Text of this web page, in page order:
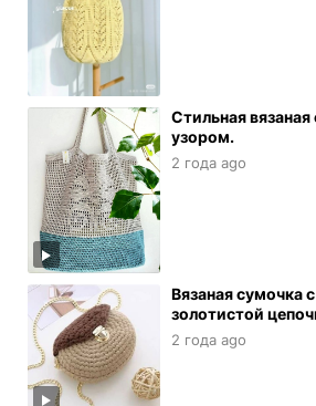
Стильная вязаная
узором.
2 года ago
Вязаная сумочка с
золотистой
2 года ago